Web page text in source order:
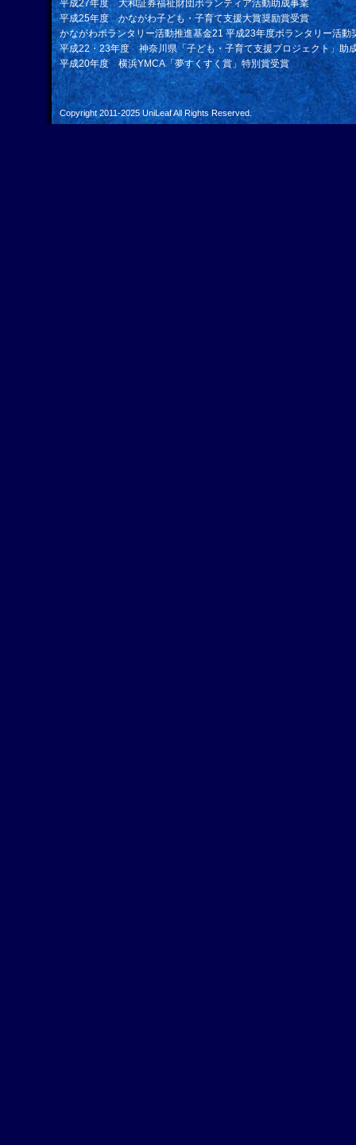
平成27年度 大和証券福祉財団ボランティア活動助成事業
平成25年度 かながわ子ども・子育て支援大賞奨励賞受賞
かながわボランタリー活動推進基金21 平成23年度ボランタリー活動
平成22・23年度 神奈川県「子ども・子育て支援プロジェクト」助
平成20年度 横浜YMCA「夢すくすく賞」特別賞受賞
Copyright 2011-2025 UniLeafAll Rights Reserved.